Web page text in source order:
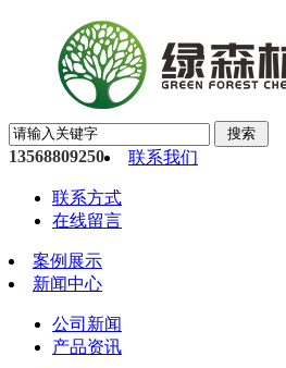
13568809250 联系我们
联系方式
在线留言
案例展示
新闻中心
公司新闻
产品资讯